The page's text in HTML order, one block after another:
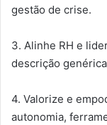
gestão de crise.
3. Alinhe RH e
descrição
4. Valorize e
autonomia,